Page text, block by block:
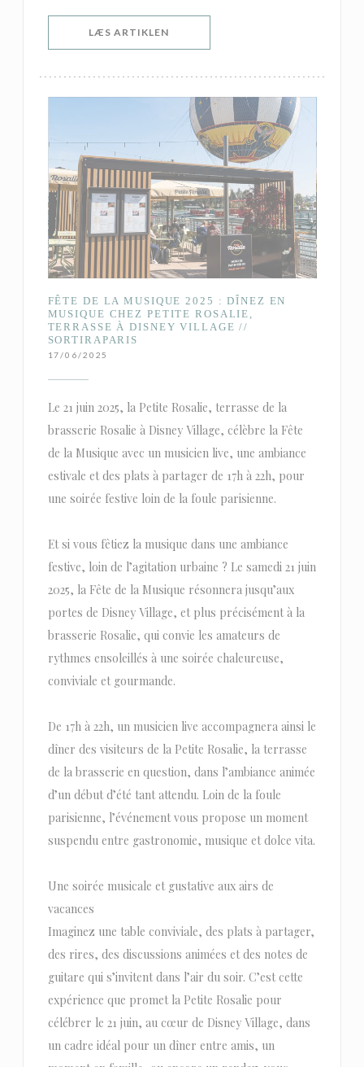
LÆS ARTIKLEN
FÊTE DE LA MUSIQUE 2025 : DÎNEZ EN
MUSIQUE CHEZ PETITE ROSALIE,
TERRASSE À DISNEY VILLAGE //
SORTIRAPARIS
17/06/2025
Le 21 juin 2025, la Petite Rosalie, terrasse de la
brasserie Rosalie à Disney Village, célèbre la Fête
de la Musique avec un musicien live, une ambiance
estivale et des plats à partager de 17h à 22h, pour
une soirée festive loin de la foule parisienne.
Et si vous fêtiez la musique dans une ambiance
festive, loin de l’agitation urbaine ? Le samedi 21 juin
2025, la Fête de la Musique résonnera jusqu’aux
portes de Disney Village, et plus précisément à la
brasserie Rosalie, qui convie les amateurs de
rythmes ensoleillés à une soirée chaleureuse,
conviviale et gourmande.
De 17h à 22h, un musicien live accompagnera ainsi le
dîner des visiteurs de la Petite Rosalie, la terrasse
de la brasserie en question, dans l’ambiance animée
d’un début d’été tant attendu. Loin de la foule
parisienne, l’événement vous propose un moment
suspendu entre gastronomie, musique et dolce vita.
Une soirée musicale et gustative aux airs de
vacances
Imaginez une table conviviale, des plats à partager,
des rires, des discussions animées et des notes de
guitare qui s’invitent dans l’air du soir. C’est cette
expérience que promet la Petite Rosalie pour
célébrer le 21 juin, au cœur de Disney Village, dans
un cadre idéal pour un dîner entre amis, un